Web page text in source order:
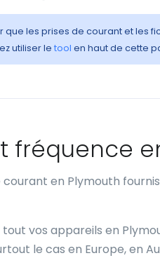
que les prises de courant et les
utiliser le tool en haut de cette
fréquence
courant en Plymouth
tout vos appareils en
le cas en Europe, en